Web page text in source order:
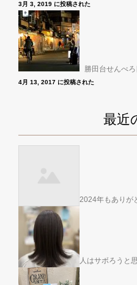
3月 3, 2019 に投稿された
勝田台せんべろ
4月 13, 2017 に投稿された
最近
2024年もありが
人はサボろうと